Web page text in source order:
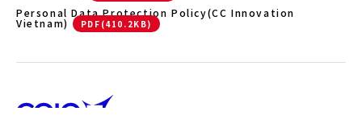
Personal Data Protection Policy(CC Innovation
Vietnam)